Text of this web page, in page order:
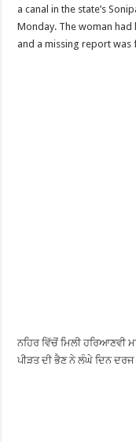
a canal in the state’s
Monday. The woman had
and a missing report was
ਨਹਿਰ ਵਿੱਚੋਂ ਮਿਲੀ ਹਰਿਆਣਵੀ
ਪੀੜਤ ਦੀ ਭੈਣ ਨੇ ਲੰਘੇ ਦਿਨ